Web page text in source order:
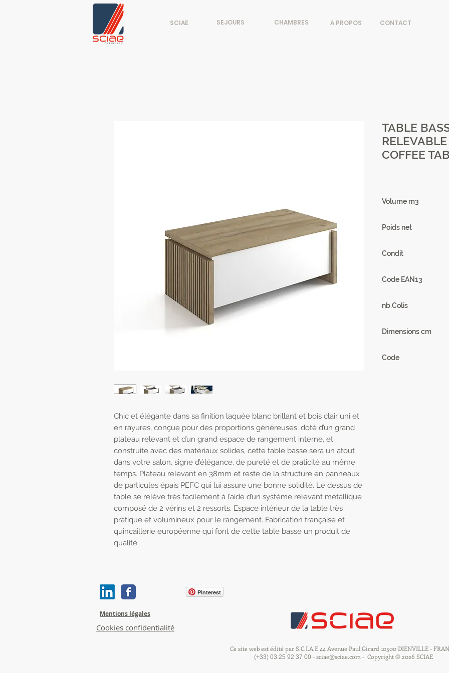
SCIAE SEJOURS CHAMBRES A PROPOS CONTACT
Chic et élégante dans sa finition laquée blanc brillant et bois clair uni et
en rayures, conçue pour des proportions généreuses, doté d’un grand
plateau relevant et d’un grand espace de rangement interne, et
construite avec des matériaux solides, cette table basse sera un atout
dans votre salon, signe d’élégance, de pureté et de praticité au même
temps. Plateau relevant en 38mm et reste de la structure en panneaux
de particules épais PEFC qui lui assure une bonne solidité. Le dessus de
table se relève très facilement à l’aide d’un système relevant métallique
composé de 2 vérins et 2 ressorts. Espace intérieur de la table très
pratique et volumineux pour le rangement. Fabrication française et
quincaillerie européenne qui font de cette table basse un produit de
qualité.
TABLE
COFFEE
Volume m3
Poids net
Condit
Code EAN13
nb.Colis
Dimensions cm
Code
Pinterest
Mentions légales
Cookies confidentialité
Ce site web est édité par S.C.I.A.E 44 Avenue Paul Girard 10500 DIENVILLE -
(+33) 03 25 92 37 00-sciae@sciae.com - Copyright © 2026 SCIAE